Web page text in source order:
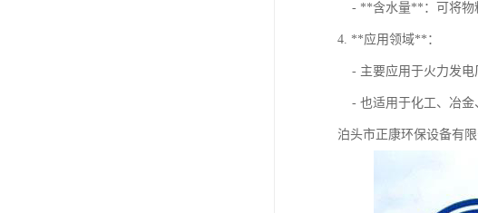
- **含水量**：可将物
4. **应用领域**：
- 主要应用于火力发电
- 也适用于化工、冶金
泊头市正康环保设备有